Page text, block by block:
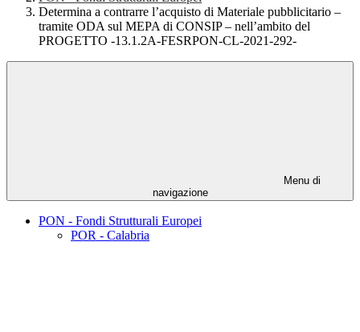
Determina a contrarre l’acquisto di Materiale pubblicitario –
tramite ODA sul MEPA di CONSIP – nell’ambito del
PROGETTO -13.1.2A-FESRPON-CL-2021-292-
Menu di
navigazione
PON - Fondi Strutturali Europei
POR - Calabria